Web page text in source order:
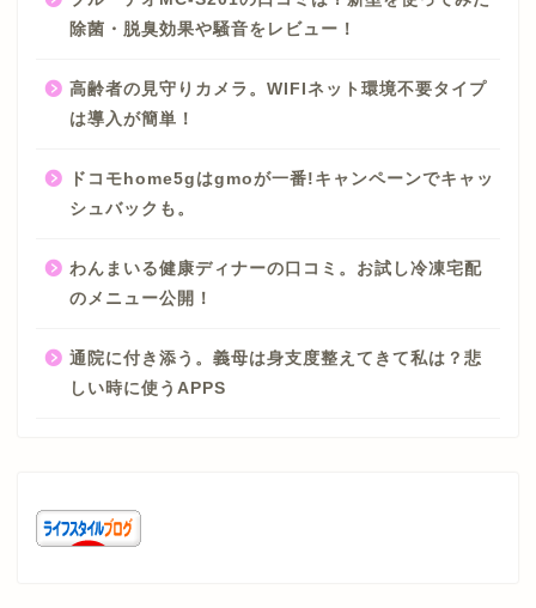
除菌・脱臭効果や騒音をレビュー！
高齢者の見守りカメラ。WIFIネット環境不要タイプ
は導入が簡単！
ドコモhome5gはgmoが一番!キャンペーンでキャッ
シュバックも。
わんまいる健康ディナーの口コミ。お試し冷凍宅配
のメニュー公開！
通院に付き添う。義母は身支度整えてきて私は？悲
しい時に使うAPPS